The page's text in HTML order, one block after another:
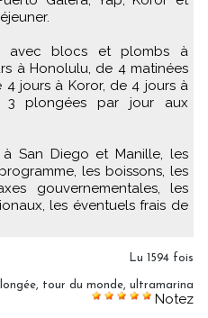
avec blocs et plombs à
à Honolulu, de 4 matinées
4 jours à Koror, de 4 jours à
3 plongées par jour aux
San Diego et Manille, les
les boissons, les
gouvernementales, les
les éventuels frais de
Lu 1594 fois
, tour du monde, ultramarina
Notez